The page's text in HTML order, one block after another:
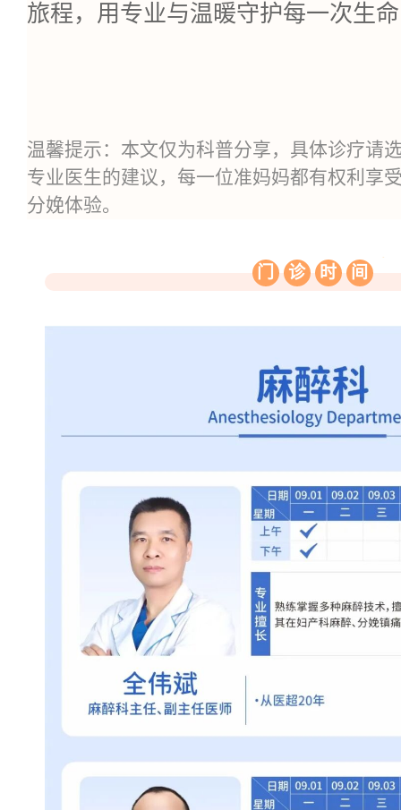
旅程，用专业与温暖守护每一次生
温馨提示：本文仅为科普分享，具体诊疗请
专业医生的建议，每一位准妈妈都有权利享
分娩体验。
门 诊 时 间